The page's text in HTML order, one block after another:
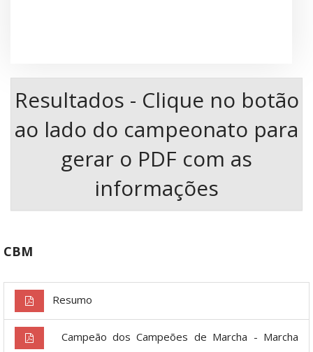
Resultados - Clique no botão
ao lado do campeonato para
gerar o PDF com as
informações
CBM
Resumo
Campeão dos Campeões de Marcha - Marcha